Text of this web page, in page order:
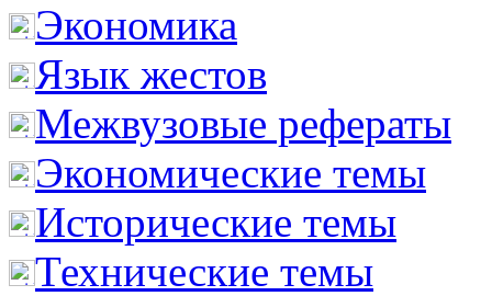
Экономика
Язык жестов
Межвузовые рефераты
Экономические темы
Исторические темы
Технические темы